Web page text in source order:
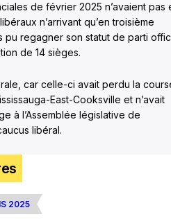
de février 2025 n’avaient pas
n’arrivant qu’en troisième
pu regagner son statut de parti
de 14 sièges.
car celle-ci avait perdu la
East-Cooksville et n’avait
à l’Assemblée législative de
libéral.
2025